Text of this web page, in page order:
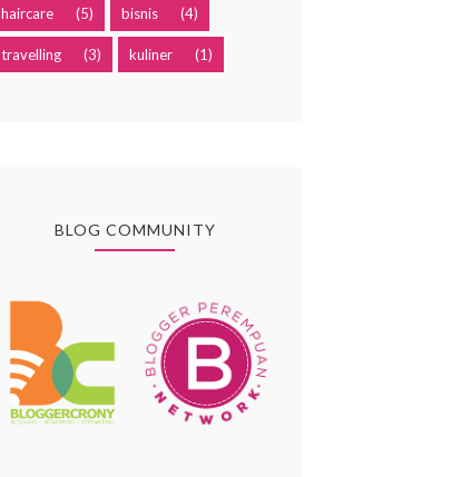
haircare (5) bisnis (4)
travelling (3) kuliner (1)
BLOG COMMUNITY